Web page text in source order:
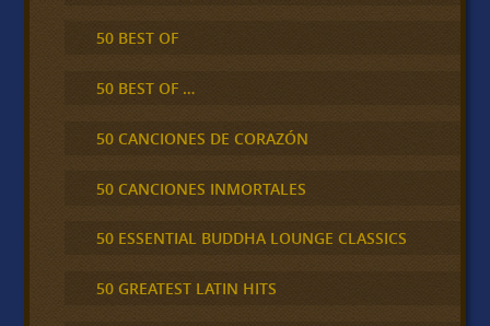
50 BEST OF
50 BEST OF …
50 CANCIONES DE CORAZÓN
50 CANCIONES INMORTALES
50 ESSENTIAL BUDDHA LOUNGE CLASSICS
50 GREATEST LATIN HITS